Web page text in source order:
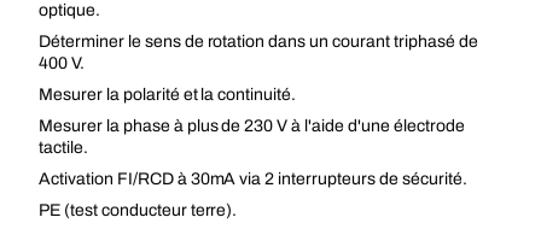
optique.
Déterminer le sens de rotation dans un courant triphasé de
400 V.
Mesurer la polarité et la continuité.
Mesurer la phase à plus de 230 V à l'aide d'une électrode
tactile.
Activation FI/RCD à 30mA via 2 interrupteurs de sécurité.
PE (test conducteur terre).